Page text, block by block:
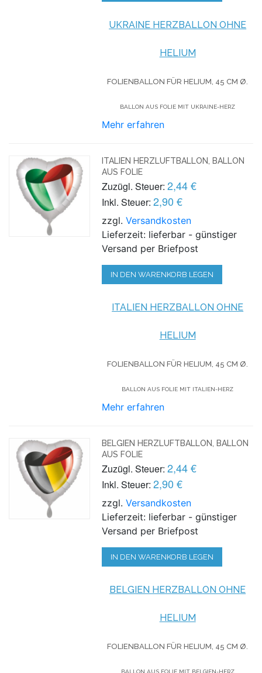
UKRAINE HERZBALLON OHNE
HELIUM
FOLIENBALLON FÜR HELIUM, 45 CM Ø.
BALLON AUS FOLIE MIT UKRAINE-HERZ
Mehr erfahren
ITALIEN HERZLUFTBALLON, BALLON
AUS FOLIE
Zuzügl. Steuer: 2,44 €
Inkl. Steuer: 2,90 €
zzgl.Versandkosten
Lieferzeit: lieferbar - günstiger
Versand per Briefpost
IN DEN WARENKORB LEGEN
ITALIEN HERZBALLON OHNE
HELIUM
FOLIENBALLON FÜR HELIUM, 45 CM Ø.
BALLON AUS FOLIE MIT ITALIEN-HERZ
Mehr erfahren
BELGIEN HERZLUFTBALLON, BALLON
AUS FOLIE
Zuzügl. Steuer: 2,44 €
Inkl. Steuer: 2,90 €
zzgl.Versandkosten
Lieferzeit: lieferbar - günstiger
Versand per Briefpost
IN DEN WARENKORB LEGEN
BELGIEN HERZBALLON OHNE
HELIUM
FOLIENBALLON FÜR HELIUM, 45 CM Ø.
BALLON AUS FOLIE MIT BELGIEN-HERZ